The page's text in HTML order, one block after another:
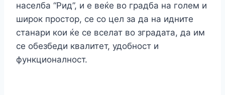
населба “Рид”, и е веќе во градба на голем и
широк простор, се со цел за да на идните
станари кои ќе се вселат во зградата, да им
се обезбеди квалитет, удобност и
функционалност.